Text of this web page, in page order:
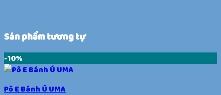
Sản phẩm tương tự
-10%
Pô E Bánh Ú UMA